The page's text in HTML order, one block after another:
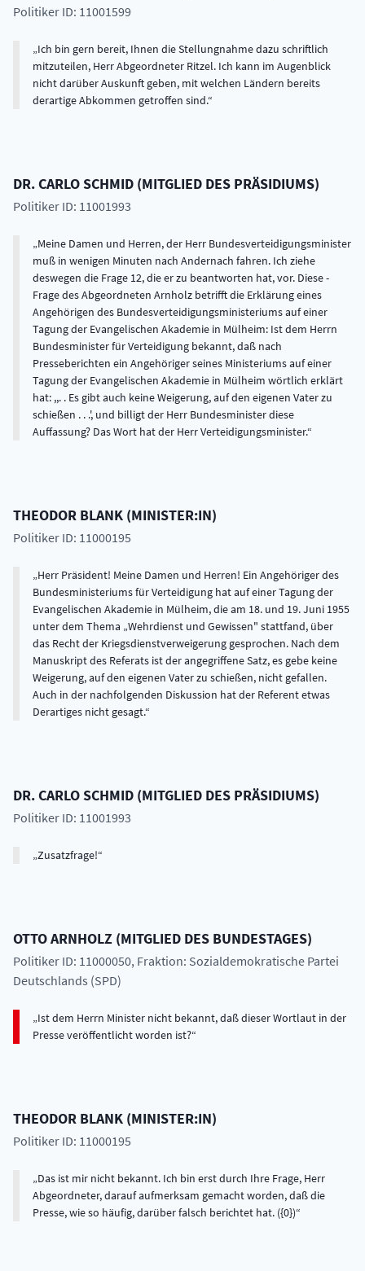
Politiker ID: 11001599
Ich bin gern bereit, Ihnen die Stellungnahme dazu schriftlich
mitzuteilen, Herr Abgeordneter Ritzel. Ich kann im Augenblick
nicht darüber Auskunft geben, mit welchen Ländern bereits
derartige Abkommen getroffen sind.
DR.CARLOSCHMID (MITGLIED DES PRÄSIDIUMS)
Politiker ID: 11001993
Meine Damen und Herren, der Herr Bundesverteidigungsminister
muß in wenigen Minuten nach Andernach fahren. Ich ziehe
deswegen die Frage 12, die er zu beantworten hat, vor. Diese -
Frage des Abgeordneten Arnholz betrifft die Erklärung eines
Angehörigen des Bundesverteidigungsministeriums auf einer
Tagung der Evangelischen Akademie in Mülheim: Ist dem Herrn
Bundesminister für Verteidigung bekannt, daß nach
Presseberichten ein Angehöriger seines Ministeriums auf einer
Tagung der Evangelischen Akademie in Mülheim wörtlich erklärt
hat: ,,. . Es gibt auch keine Weigerung, auf den eigenen Vater zu
schießen . . .', und billigt der Herr Bundesminister diese
Auffassung? Das Wort hat der Herr Verteidigungsminister.
THEODOR BLANK (MINISTER:IN)
Politiker ID: 11000195
Herr Präsident! Meine Damen und Herren! Ein Angehöriger des
Bundesministeriums für Verteidigung hat auf einer Tagung der
Evangelischen Akademie in Mülheim, die am 18. und 19. Juni 1955
unter dem Thema „Wehrdienst und Gewissen" stattfand, über
das Recht der Kriegsdienstverweigerung gesprochen. Nach dem
Manuskript des Referats ist der angegriffene Satz, es gebe keine
Weigerung, auf den eigenen Vater zu schießen, nicht gefallen.
Auch in der nachfolgenden Diskussion hat der Referent etwas
Derartiges nicht gesagt.
DR.CARLOSCHMID (MITGLIED DES PRÄSIDIUMS)
Politiker ID: 11001993
Zusatzfrage!
OTTOARNHOLZ (MITGLIED DES BUNDESTAGES)
Politiker ID: 11000050, Fraktion: Sozialdemokratische Partei
Deutschlands (SPD)
Ist dem Herrn Minister nicht bekannt, daß dieser Wortlaut in der
Presse veröffentlicht worden ist?
THEODOR BLANK (MINISTER:IN)
Politiker ID: 11000195
Das ist mir nicht bekannt. Ich bin erst durch Ihre Frage, Herr
Abgeordneter, darauf aufmerksam gemacht worden, daß die
Presse, wie so häufig, darüber falsch berichtet hat. ({0})